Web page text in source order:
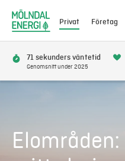
Privat Företag
Förnya
71 sekunders väntetid
Genomsnitt under 2025